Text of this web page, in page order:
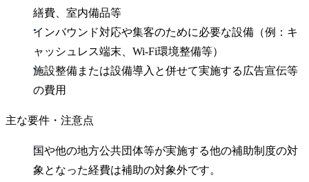
繕費、室内備品等
インバウンド対応や集客のために必要な設備（例：キ
ャッシュレス端末、Wi-Fi環境整備等）
施設整備または設備導入と併せて実施する広告宣伝等
の費用
主な要件・注意点
国や他の地方公共団体等が実施する他の補助制度の対
象となった経費は補助の対象外です。